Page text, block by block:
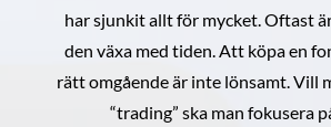
har sjunkit allt för mycket. Oftast
den växa med tiden. Att köpa en
rätt omgående är inte lönsamt. Vill
“trading” ska man fokusera